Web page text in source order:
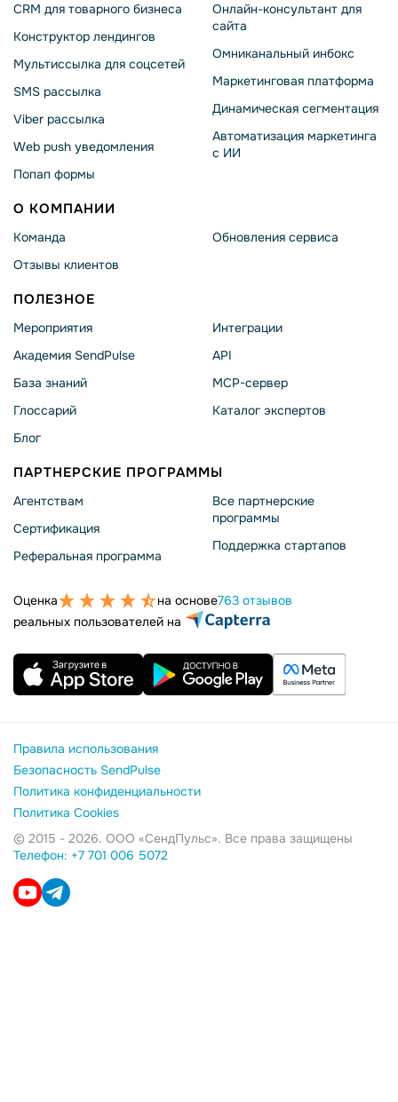
CRM для товарного бизнеса
Конструктор лендингов
Мультиссылка для соцсетей
SMS рассылка
Viber рассылка
Web push уведомления
Попап формы
Онлайн-консультант для
сайта
Омниканальный инбокс
Маркетинговая платформа
Динамическая сегментация
Автоматизация маркетинга
с ИИ
О КОМПАНИИ
Команда
Отзывы клиентов
Обновления сервиса
ПОЛЕЗНОЕ
Мероприятия
Академия SendPulse
База знаний
Глоссарий
Блог
Интеграции
API
MCP-сервер
Каталог экспертов
ПАРТНЕРСКИЕ ПРОГРАММЫ
Агентствам
Сертификация
Реферальная программа
Все партнерские
программы
Поддержка стартапов
Оценка на основе763 отзывов
реальных пользователей на
Правила использования
Безопасность SendPulse
Политика конфиденциальности
Политика Cookies
© 2015 - 2026. ООО «СендПульс». Все права защищены
Телефон: +7 701 006 5072